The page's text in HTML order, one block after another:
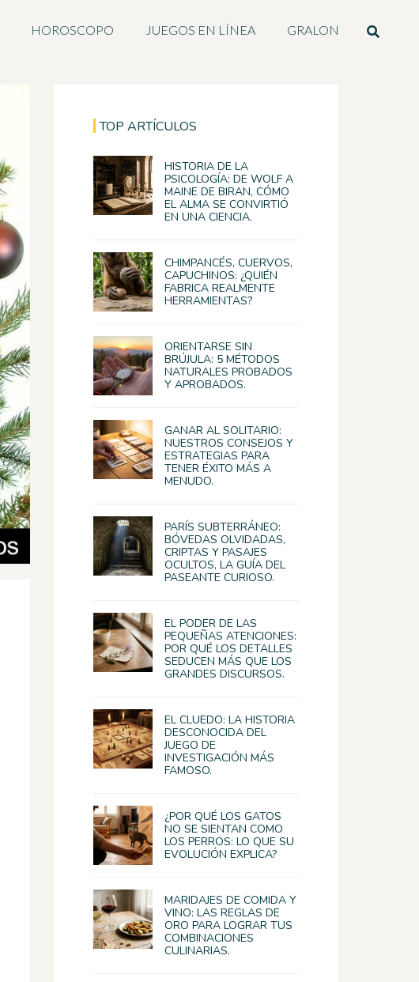
HOROSCOPO JUEGOS EN LÍNEA GRALON
TOP ARTÍCULOS
HISTORIA DE LA
PSICOLOGÍA: DE WOLF A
MAINE DE BIRAN, CÓMO
EL ALMA SE CONVIRTIÓ
EN UNA CIENCIA.
CHIMPANCÉS, CUERVOS,
CAPUCHINOS: ¿QUIÉN
FABRICA REALMENTE
HERRAMIENTAS?
ORIENTARSE SIN
BRÚJULA: 5 MÉTODOS
NATURALES PROBADOS
Y APROBADOS.
GANAR AL SOLITARIO:
NUESTROS CONSEJOS Y
ESTRATEGIAS PARA
TENER ÉXITO MÁS A
MENUDO.
PARÍS SUBTERRÁNEO:
BÓVEDAS OLVIDADAS,
CRIPTAS Y PASAJES
OCULTOS, LA GUÍA DEL
PASEANTE CURIOSO.
EL PODER DE LAS
PEQUEÑAS ATENCIONES:
POR QUÉ LOS DETALLES
SEDUCEN MÁS QUE LOS
GRANDES DISCURSOS.
EL CLUEDO: LA HISTORIA
DESCONOCIDA DEL
JUEGO DE
INVESTIGACIÓN MÁS
FAMOSO.
¿POR QUÉ LOS GATOS
NO SE SIENTAN COMO
LOS PERROS: LO QUE SU
EVOLUCIÓN EXPLICA?
MARIDAJES DE COMIDA Y
VINO: LAS REGLAS DE
ORO PARA LOGRAR TUS
COMBINACIONES
CULINARIAS.